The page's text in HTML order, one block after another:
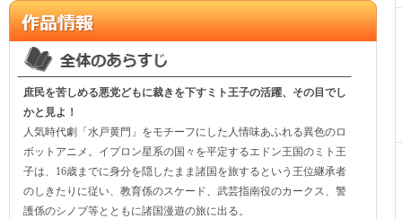
庶民を苦しめる悪党どもに裁きを下すミト王子の活躍、その目でし
かと見よ！
人気時代劇「水戸黄門」をモチーフにした人情味あふれる異色のロ
ボットアニメ。イプロン星系の国々を平定するエドン王国のミト王
子は、16歳までに身分を隠したまま諸国を旅するという王位継承者
のしきたりに従い、教育係のスケード、武芸指南役のカークス、警
護係のシノブ等とともに諸国漫遊の旅に出る。